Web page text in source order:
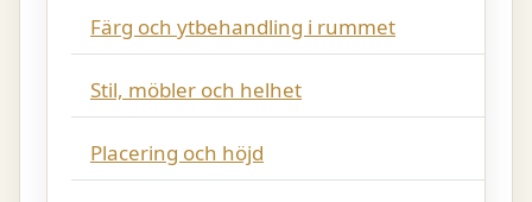
Färg och ytbehandling i rummet
Stil, möbler och helhet
Placering och höjd